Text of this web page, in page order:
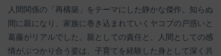
人間関係の「再構築」をテーマにした静かな傑作。知らぬ
間に親になり、家族に巻き込まれていくヤコブの戸惑いと
葛藤がリアルでした。親としての責任と、人間としての感
情がぶつかり合う姿は、子育てを経験した身として深く共